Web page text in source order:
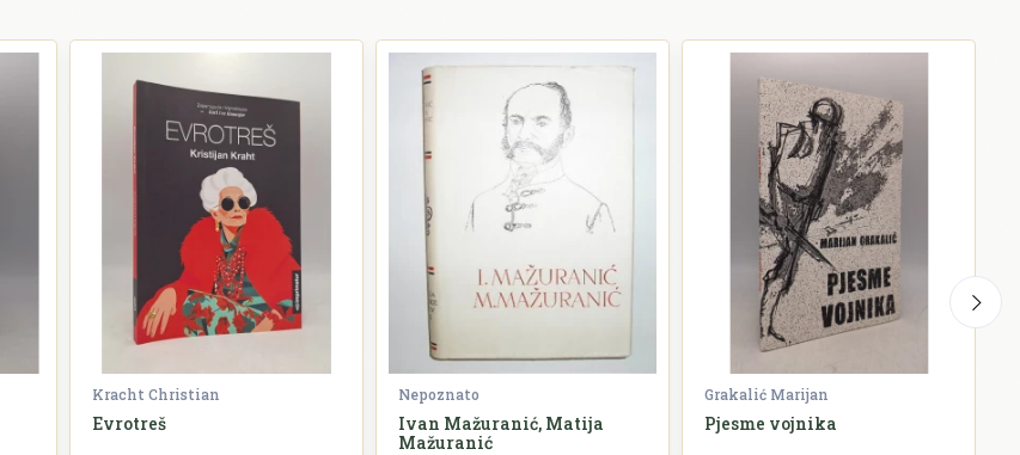
Kracht Christian
Evrotreš
Nepoznato
Ivan Mažuranić, Matija
Mažuranić
Grakalić Marijan
Pjesme vojnika